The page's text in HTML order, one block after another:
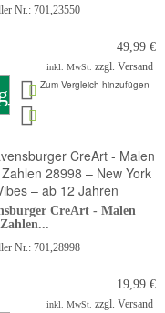
Nr.: 701,23550
49,99 €
inkl. MwSt. zzgl. Versand
Zum Vergleich hinzufügen
CreArt - Malen
Nr.: 701,28998
19,99 €
inkl. MwSt. zzgl. Versand